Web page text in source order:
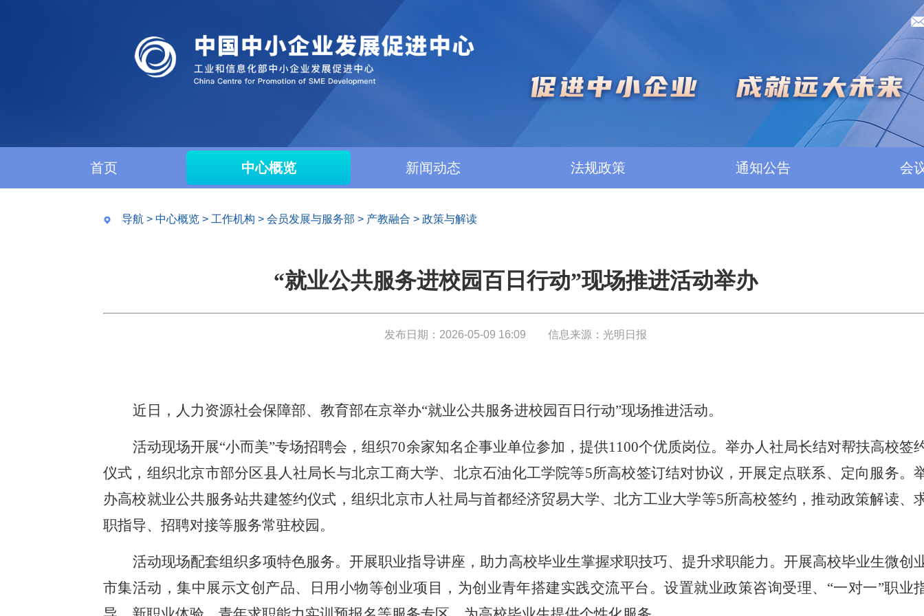
首页 中心概览 新闻动态 法规政策 通知公告 会
导航 > 中心概览 > 工作机构 > 会员发展与服务部 > 产教融合 > 政策与解读
“就业公共服务进校园百日行动”现场推进活动举办
发布日期：2026-05-09 16:09 信息来源：光明日报
近日，人力资源社会保障部、教育部在京举办“就业公共服务进校园百日行动”现场推进活动。
活动现场开展“小而美”专场招聘会，组织70余家知名企事业单位参加，提供1100个优质岗位。举办人社局长结对帮扶高校签
仪式，组织北京市部分区县人社局长与北京工商大学、北京石油化工学院等5所高校签订结对协议，开展定点联系、定向服务。
办高校就业公共服务站共建签约仪式，组织北京市人社局与首都经济贸易大学、北方工业大学等5所高校签约，推动政策解读、
职指导、招聘对接等服务常驻校园。
活动现场配套组织多项特色服务。开展职业指导讲座，助力高校毕业生掌握求职技巧、提升求职能力。开展高校毕业生微创
市集活动，集中展示文创产品、日用小物等创业项目，为创业青年搭建实践交流平台。设置就业政策咨询受理、“一对一”职业